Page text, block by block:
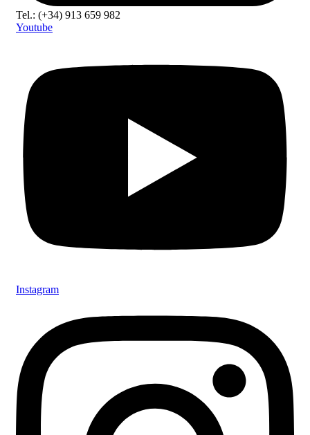
Tel.: (+34) 913 659 982
Youtube
Instagram